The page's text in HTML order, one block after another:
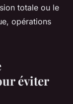
totale ou le
opérations
éviter